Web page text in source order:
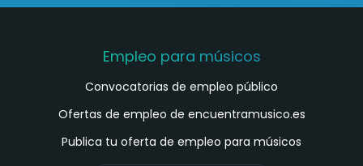
Empleo para músicos
Convocatorias de empleo público
Ofertas de empleo de encuentramusico.es
Publica tu oferta de empleo para músicos